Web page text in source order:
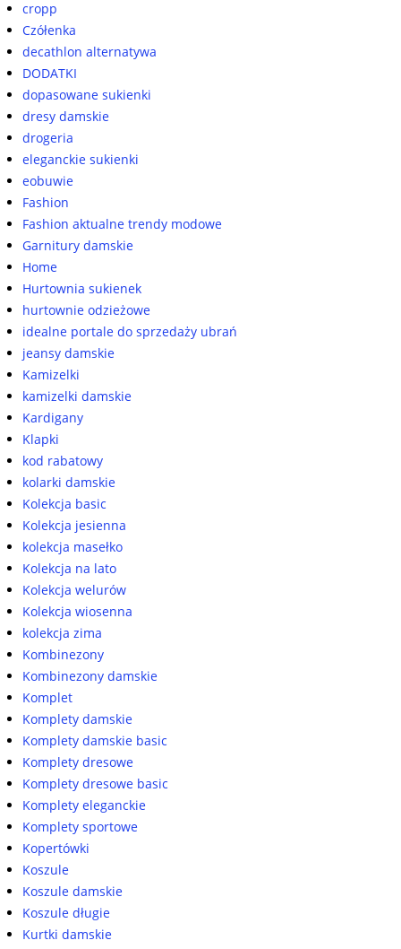
cropp
Czółenka
decathlon alternatywa
DODATKI
dopasowane sukienki
dresy damskie
drogeria
eleganckie sukienki
eobuwie
Fashion
Fashion aktualne trendy modowe
Garnitury damskie
Home
Hurtownia sukienek
hurtownie odzieżowe
idealne portale do sprzedaży ubrań
jeansy damskie
Kamizelki
kamizelki damskie
Kardigany
Klapki
kod rabatowy
kolarki damskie
Kolekcja basic
Kolekcja jesienna
kolekcja masełko
Kolekcja na lato
Kolekcja welurów
Kolekcja wiosenna
kolekcja zima
Kombinezony
Kombinezony damskie
Komplet
Komplety damskie
Komplety damskie basic
Komplety dresowe
Komplety dresowe basic
Komplety eleganckie
Komplety sportowe
Kopertówki
Koszule
Koszule damskie
Koszule długie
Kurtki damskie